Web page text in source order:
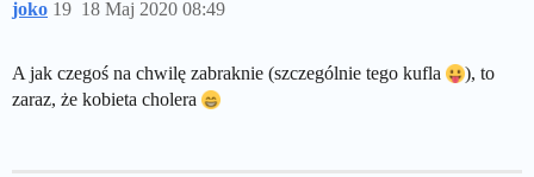
joko 18 Maj 2020 08:49
19
A jak czegoś na chwilę zabraknie (szczególnie tego kufla
), to
zaraz, że kobieta cholera